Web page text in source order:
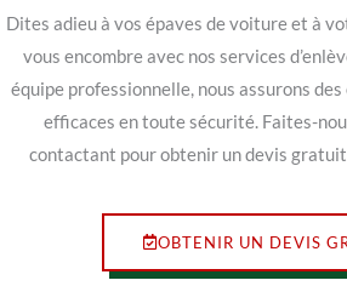
Dites adieu à vos épaves de voiture et à
vous encombre avec nos services
équipe professionnelle, nous assurons
efficaces en toute sécurité. Faites-
contactant pour obtenir un devis
OBTENIR UN DEVIS